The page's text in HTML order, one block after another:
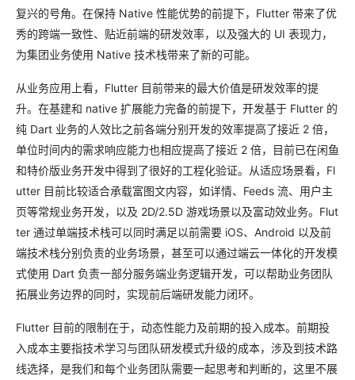
复兴的号角。在保持 Native 性能优势的前提下，Flutter 带来了优
秀的跨端一致性、贴近前端的研发效率，以及强大的 UI 表现力，
为集团业务使用 Native 技术栈带来了新的可能。
从业务应用上看，Flutter 目前带来的最大价值是研发效率的提
升。在基建和 native 扩展能力完备的前提下，开发基于 Flutter 的
纯 Dart 业务的人效比之前各端分别开发的效率提高了接近 2 倍，
单位时间内的需求响应能力也相应提高了接近 2 倍，目前已在闲鱼
和特价版业务开发中得到了很好的工程化验证。从适应场景看，Fl
utter 目前比较适合承载富图文内容，如详情、Feeds 流、用户主
页等常规业务开发，以及 2D/2.5D 游戏场景以及富动效业务。Flut
ter 通过单端技术栈可以同时满足以前需要 iOS、Android 以及前
端技术栈分别负责的业务场景，甚至可以通过端云一体化的开发模
式使用 Dart 负责一部分服务端业务逻辑开发，可以帮助业务团队
拓展业务边界的同时，实现前后端研发能力闭环。
Flutter 目前的限制在于，动态性能力及前期的投入成本。前期投
入成本主要指技术学习与团队研发模式升级的成本，涉及到技术路
线选择，是我们和每个业务团队需要一起思考和判断的，这里不展